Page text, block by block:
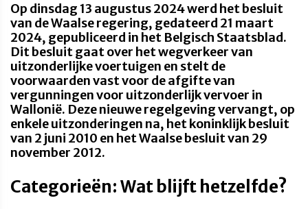
Op dinsdag 13 augustus 2024 werd het besluit
van de Waalse regering, gedateerd 21 maart
2024, gepubliceerd in het Belgisch Staatsblad.
Dit besluit gaat over het wegverkeer van
uitzonderlijke voertuigen en stelt de
voorwaarden vast voor de afgifte van
vergunningen voor uitzonderlijk vervoer in
Wallonië. Deze nieuwe regelgeving vervangt, op
enkele uitzonderingen na, het koninklijk besluit
van 2 juni 2010 en het Waalse besluit van 29
november 2012.
Categorieën: Wat blijft hetzelfde?